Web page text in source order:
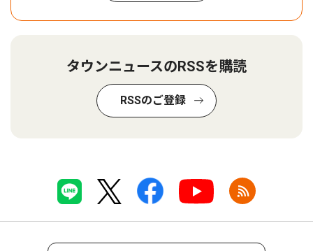
タウンニュースのRSSを購読
RSSのご登録